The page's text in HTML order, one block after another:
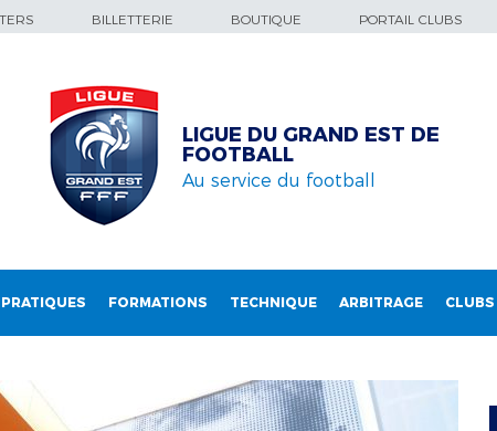
BILLETTERIE BOUTIQUE PORTAIL CLUBS
LIGUE DU GRAND EST DE
FOOTBALL
Au service du football
PRATIQUES FORMATIONS TECHNIQUE ARBITRAGE CLUBS